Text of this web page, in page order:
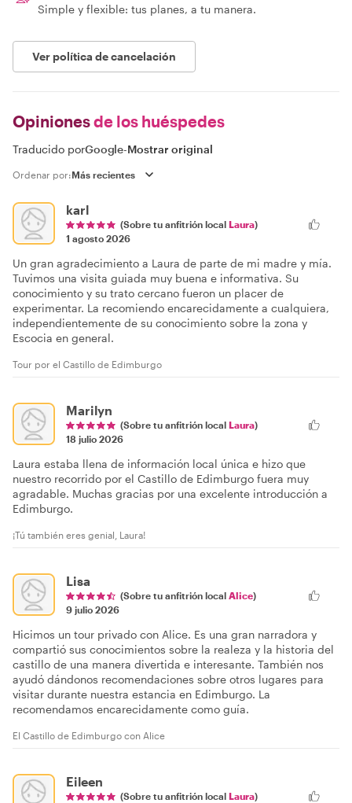
Simple y flexible: tus planes, a tu manera.
Ver política de cancelación
Opinionesde los huéspedes
Traducido porGoogle-Mostrar original
Ordenar por:
karl
(Sobre tu anfitrión local Laura)
1 agosto 2026
Un gran agradecimiento a Laura de parte de mi madre y mía.
Tuvimos una visita guiada muy buena e informativa. Su
conocimiento y su trato cercano fueron un placer de
experimentar. La recomiendo encarecidamente a cualquiera,
independientemente de su conocimiento sobre la zona y
Escocia en general.
Tour por el Castillo de Edimburgo
Marilyn
(Sobre tu anfitrión local Laura)
18 julio 2026
Laura estaba llena de información local única e hizo que
nuestro recorrido por el Castillo de Edimburgo fuera muy
agradable. Muchas gracias por una excelente introducción a
Edimburgo.
¡Tú también eres genial, Laura!
Lisa
(Sobre tu anfitrión local Alice)
9 julio 2026
Hicimos un tour privado con Alice. Es una gran narradora y
compartió sus conocimientos sobre la realeza y la historia del
castillo de una manera divertida e interesante. También nos
ayudó dándonos recomendaciones sobre otros lugares para
visitar durante nuestra estancia en Edimburgo. La
recomendamos encarecidamente como guía.
El Castillo de Edimburgo con Alice
Eileen
(Sobre tu anfitrión local Laura)